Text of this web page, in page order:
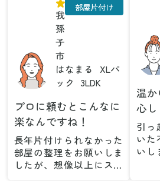
我
孫
子
市
はなまる
XLパ
ック
3LDK
部屋片付け
プロに頼むとこんなに
楽なんですね！
長年片付けられなかった
部屋の整理をお願いしま
したが、想像以上にスム
温
心
引っ
いた
いし